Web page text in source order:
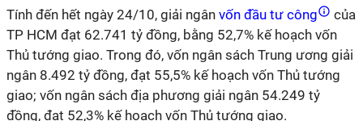
Tính đến hết ngày 24/10, giải ngân vốn đầu tư công
của
TP HCM đạt 62.741 tỷ đồng, bằng 52,7% kế hoạch vốn
Thủ tướng giao. Trong đó, vốn ngân sách Trung ương giải
ngân 8.492 tỷ đồng, đạt 55,5% kế hoạch vốn Thủ tướng
giao; vốn ngân sách địa phương giải ngân 54.249 tỷ
đồng, đạt 52,3% kế hoạch vốn Thủ tướng giao.